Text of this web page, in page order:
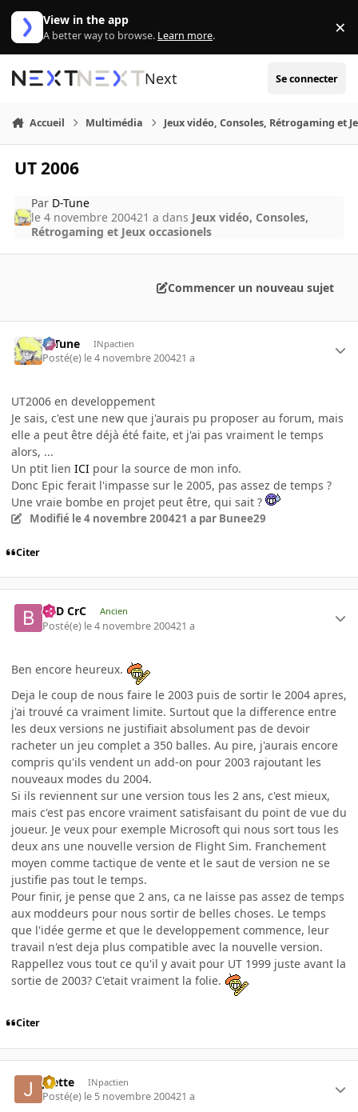
Aller au contenu
View in the app
A better way to browse. Learn more. ×
Next Se connecter
Accueil Multimédia Jeux vidéo, Consoles, Rétrogaming et
UT 2006
Par D-Tune
le 4 novembre 200421 a dans Jeux vidéo, Consoles,
Rétrogaming et Jeux occasionels
Commencer un nouveau sujet
D-Tune INpactien
Posté(e) le 4 novembre 200421 a
UT2006 en developpement
Je sais, c'est une new que j'aurais pu proposer au forum, mais
elle a peut être déjà été faite, et j'ai pas vraiment le temps
alors, ...
Un ptit lien ICI pour la source de mon info.
Donc Epic ferait l'impasse sur le 2005, pas assez de temps ?
Une vraie bombe en projet peut être, qui sait ?
Modifié le 4 novembre 200421 a par Bunee29
Citer
BaD CrC Ancien
Posté(e) le 4 novembre 200421 a
Ben encore heureux.
Deja le coup de nous faire le 2003 puis de sortir le 2004 apres,
j'ai trouvé ca vraiment limite. Surtout que la difference entre
les deux versions ne justifiait absolument pas de devoir
racheter un jeu complet a 350 balles. Au pire, j'aurais encore
compris qu'ils vendent un add-on pour 2003 rajoutant les
nouveaux modes du 2004.
Si ils reviennent sur une version tous les 2 ans, c'est mieux,
mais c'est pas encore vraiment satisfaisant du point de vue du
joueur. Je veux pour exemple Microsoft qui nous sort tous les
deux ans une nouvelle version de Flight Sim. Franchement
moyen comme tactique de vente et le saut de version ne se
justifie pas tout le temps.
Pour finir, je pense que 2 ans, ca ne laisse pas assez de temps
aux moddeurs pour nous sortir de belles choses. Le temps
que l'idée germe et que le developpement commence, leur
travail n'est deja plus compatible avec la nouvelle version.
Rappellez vous tout ce qu'il y avait pour UT 1999 juste avant la
sortie de 2003? C'etait vraiment la folie.
Citer
Jcette INpactien
Posté(e) le 5 novembre 200421 a